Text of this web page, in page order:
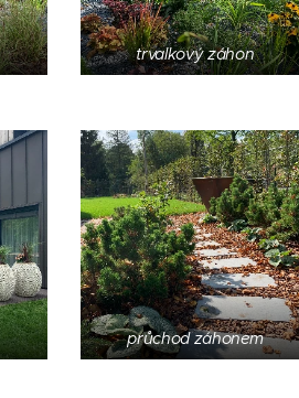
trvalkový záhon
průchod záhonem